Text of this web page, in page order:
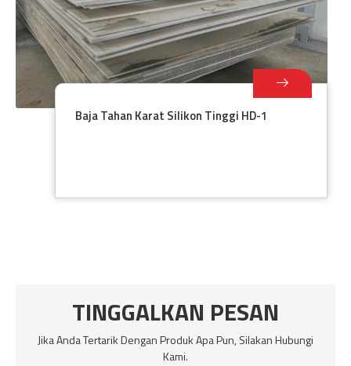
Baja Tahan Karat Silikon Tinggi HD-1
TINGGALKAN PESAN
Jika Anda Tertarik Dengan Produk Apa Pun, Silakan Hubungi
Kami.